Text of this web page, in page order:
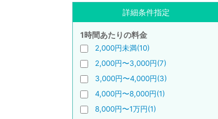
詳細条件指定
1時間あたりの料金
2,000円未満(10)
2,000円〜3,000円(7)
3,000円〜4,000円(3)
4,000円〜8,000円(1)
8,000円〜1万円(1)